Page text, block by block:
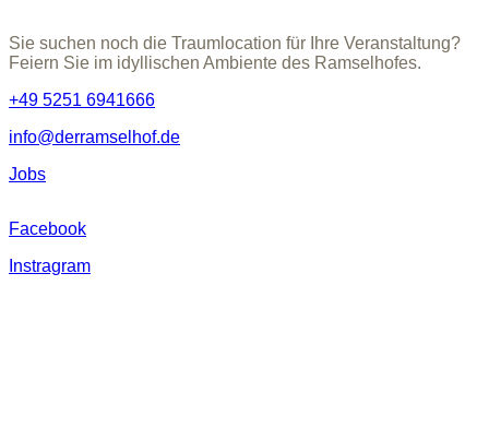
Sie suchen noch die Traumlocation für Ihre Veranstaltung?
Feiern Sie im idyllischen Ambiente des Ramselhofes.
+49 5251 6941666
info@derramselhof.de
Jobs
Facebook
Instragram